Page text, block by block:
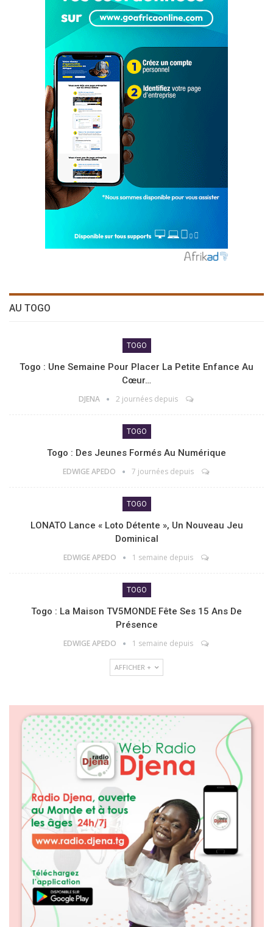
AU TOGO
TOGO
Togo : Une Semaine Pour Placer La Petite Enfance Au
Cœur…
DJENA 2 journées depuis
TOGO
Togo : Des Jeunes Formés Au Numérique
EDWIGE APEDO 7 journées depuis
TOGO
LONATO Lance « Loto Détente », Un Nouveau Jeu
Dominical
EDWIGE APEDO 1 semaine depuis
TOGO
Togo : La Maison TV5MONDE Fête Ses 15 Ans De
Présence
EDWIGE APEDO 1 semaine depuis
AFFICHER +